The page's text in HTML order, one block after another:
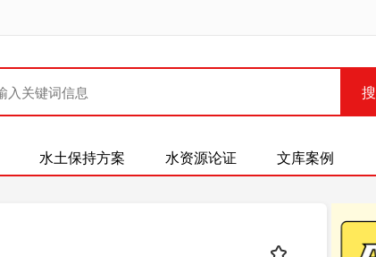
水土保持方案 水资源论证 文库案例